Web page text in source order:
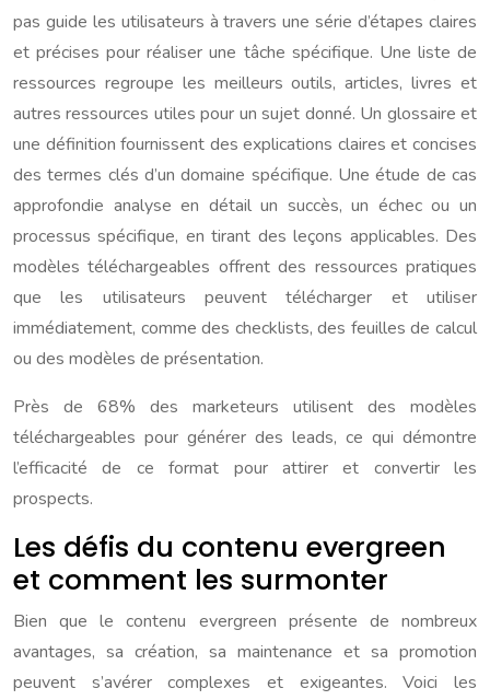
pas guide les utilisateurs à travers une série d’étapes claires
et précises pour réaliser une tâche spécifique. Une liste de
ressources regroupe les meilleurs outils, articles, livres et
autres ressources utiles pour un sujet donné. Un glossaire et
une définition fournissent des explications claires et concises
des termes clés d’un domaine spécifique. Une étude de cas
approfondie analyse en détail un succès, un échec ou un
processus spécifique, en tirant des leçons applicables. Des
modèles téléchargeables offrent des ressources pratiques
que les utilisateurs peuvent télécharger et utiliser
immédiatement, comme des checklists, des feuilles de calcul
ou des modèles de présentation.
Près de 68% des marketeurs utilisent des modèles
téléchargeables pour générer des leads, ce qui démontre
l’efficacité de ce format pour attirer et convertir les
prospects.
Les défis du contenu evergreen
et comment les surmonter
Bien que le contenu evergreen présente de nombreux
avantages, sa création, sa maintenance et sa promotion
peuvent s’avérer complexes et exigeantes. Voici les